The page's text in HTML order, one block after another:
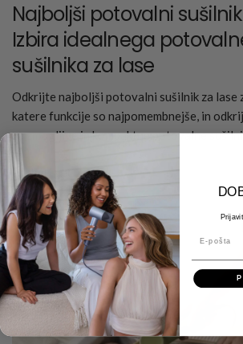
Najboljši potovalni
Izbira idealnega
sušilnika za lase
Odkrijte najboljši potovalni sušilnik za lase
katere funkcije so najpomembnejše, in
za zmogljive in kompaktne potovalne
Preberi več